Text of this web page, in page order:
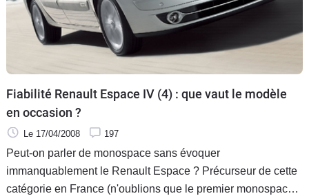
Fiabilité Renault Espace IV (4) : que vaut le modèle
en occasion ?
Le 17/04/2008 197
Peut-on parler de monospace sans évoquer
immanquablement le Renault Espace ? Précurseur de cette
catégorie en France (n'oublions que le premier monospace